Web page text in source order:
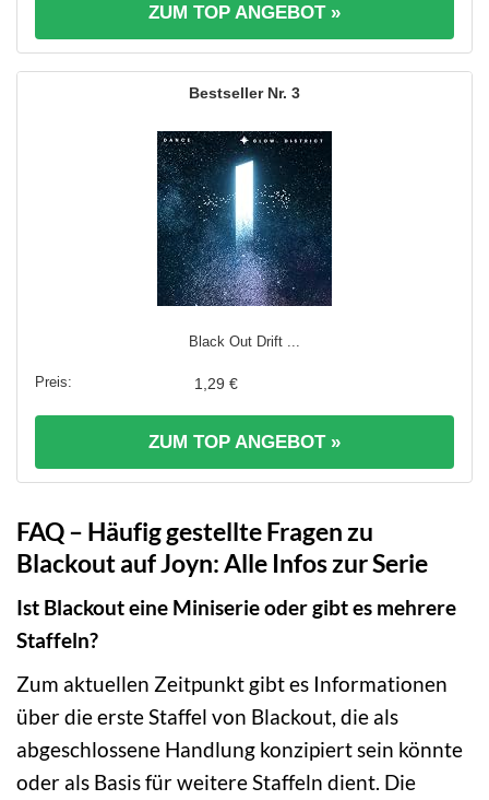
ZUM TOP ANGEBOT »
3
Black Out Drift ...
1,29 €
ZUM TOP ANGEBOT »
FAQ – Häufig gestellte Fragen zu
Blackout auf Joyn: Alle Infos zur Serie
Ist Blackout eine Miniserie oder gibt es mehrere
Staffeln?
Zum aktuellen Zeitpunkt gibt es Informationen
über die erste Staffel von Blackout, die als
abgeschlossene Handlung konzipiert sein könnte
oder als Basis für weitere Staffeln dient. Die